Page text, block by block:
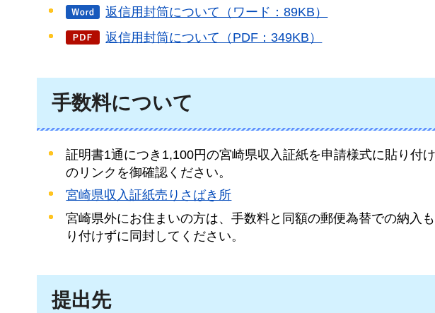
返信用封筒について（ワード：89KB）
返信用封筒について（PDF：349KB）
手数料について
証明書1通につき1,100円の宮崎県収入証紙を申請様式に貼り付
のリンクを御確認ください。
宮崎県収入証紙売りさばき所
宮崎県外にお住まいの方は、手数料と同額の郵便為替での納入
り付けずに同封してください。
提出先